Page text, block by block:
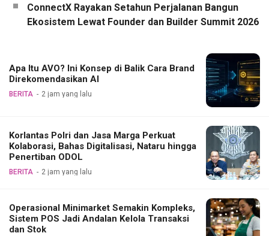
ConnectX Rayakan Setahun Perjalanan Bangun
Ekosistem Lewat Founder dan Builder Summit 2026
Apa Itu AVO? Ini Konsep di Balik Cara Brand
Direkomendasikan AI
BERITA 2 jam yang lalu
Korlantas Polri dan Jasa Marga Perkuat
Kolaborasi, Bahas Digitalisasi, Nataru hingga
Penertiban ODOL
BERITA 2 jam yang lalu
Operasional Minimarket Semakin Kompleks,
Sistem POS Jadi Andalan Kelola Transaksi
dan Stok